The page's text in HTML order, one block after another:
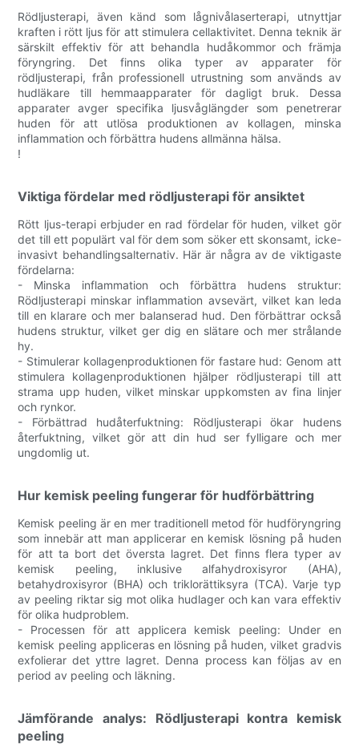
Rödljusterapi, även känd som lågnivålaserterapi, utnyttjar
kraften i rött ljus för att stimulera cellaktivitet. Denna teknik är
särskilt effektiv för att behandla hudåkommor och främja
föryngring. Det finns olika typer av apparater för
rödljusterapi, från professionell utrustning som används av
hudläkare till hemmaapparater för dagligt bruk. Dessa
apparater avger specifika ljusvåglängder som penetrerar
huden för att utlösa produktionen av kollagen, minska
inflammation och förbättra hudens allmänna hälsa.
!
Viktiga fördelar med rödljusterapi för ansiktet
Rött ljus-terapi erbjuder en rad fördelar för huden, vilket gör
det till ett populärt val för dem som söker ett skonsamt, icke-
invasivt behandlingsalternativ. Här är några av de viktigaste
fördelarna:
- Minska inflammation och förbättra hudens struktur:
Rödljusterapi minskar inflammation avsevärt, vilket kan leda
till en klarare och mer balanserad hud. Den förbättrar också
hudens struktur, vilket ger dig en slätare och mer strålande
hy.
- Stimulerar kollagenproduktionen för fastare hud: Genom att
stimulera kollagenproduktionen hjälper rödljusterapi till att
strama upp huden, vilket minskar uppkomsten av fina linjer
och rynkor.
- Förbättrad hudåterfuktning: Rödljusterapi ökar hudens
återfuktning, vilket gör att din hud ser fylligare och mer
ungdomlig ut.
Hur kemisk peeling fungerar för hudförbättring
Kemisk peeling är en mer traditionell metod för hudföryngring
som innebär att man applicerar en kemisk lösning på huden
för att ta bort det översta lagret. Det finns flera typer av
kemisk peeling, inklusive alfahydroxisyror (AHA),
betahydroxisyror (BHA) och triklorättiksyra (TCA). Varje typ
av peeling riktar sig mot olika hudlager och kan vara effektiv
för olika hudproblem.
- Processen för att applicera kemisk peeling: Under en
kemisk peeling appliceras en lösning på huden, vilket gradvis
exfolierar det yttre lagret. Denna process kan följas av en
period av peeling och läkning.
Jämförande analys: Rödljusterapi kontra kemisk
peeling